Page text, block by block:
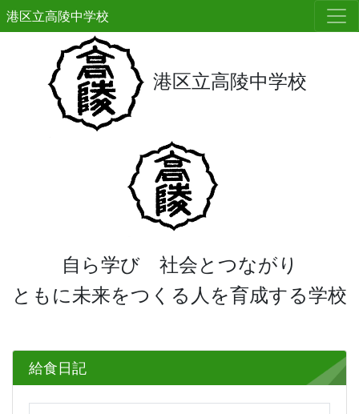
港区立高陵中学校
港区立高陵中学校
自ら学び 社会とつながり
ともに未来をつくる人を育成する学校
給食日記